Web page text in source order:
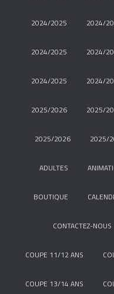
2024/2025 2024/
2024/2025 2024/
2024/2025 2024/
2025/2026 2025/
2025/2026 2025/
ADULTES
BOUTIQUE
CONTACTEZ-NOUS
COUPE 11/12 ANS
COUPE 13/14 ANS